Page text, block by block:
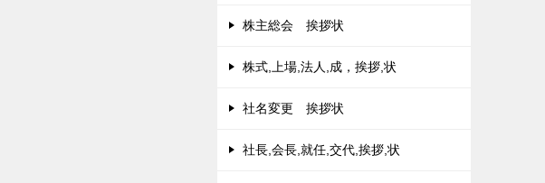
株主総会 挨拶状
株式,上場,法人,成，挨拶,状
社名変更 挨拶状
社長,会長,就任,交代,挨拶,状